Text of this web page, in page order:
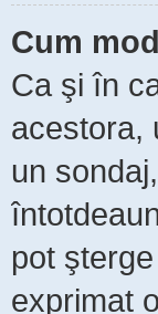
Cum
Ca şi în
acestora,
un
pot
exprimat